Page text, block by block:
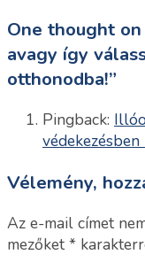
One thought on
avagy így
otthonodba!”
Pingback:
Vélemény,
Az e-mail címet
mezőket*